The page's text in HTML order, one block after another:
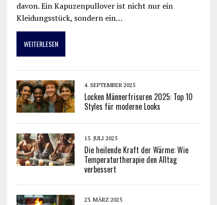
davon. Ein Kapuzenpullover ist nicht nur ein
Kleidungsstück, sondern ein…
WEITERLESEN
4. SEPTEMBER 2025
Locken Männerfrisuren 2025: Top 10
Styles für moderne Looks
15. JULI 2025
Die heilende Kraft der Wärme: Wie
Temperaturtherapie den Alltag
verbessert
23. MÄRZ 2025